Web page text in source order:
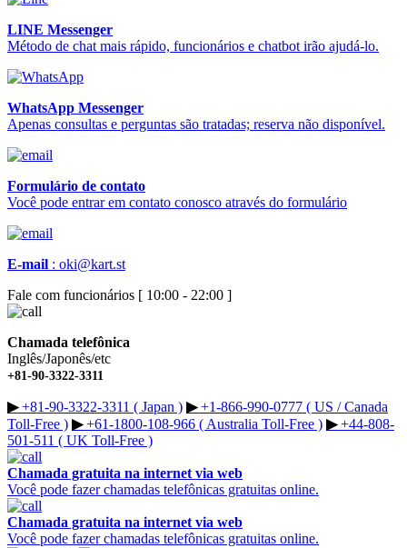
LINE Messenger
Método de chat mais rápido, funcionários e chatbot irão ajudá-lo.
WhatsApp Messenger
Apenas consultas e perguntas são tratadas; reserva não disponível.
Formulário de contato
Você pode entrar em contato conosco através do formulário
E-mail : oki@kart.st
Fale com funcionários [ 10:00 - 22:00 ]
Chamada telefônica
Inglês/Japonês/etc
+81-90-3322-3311
▶︎+81-90-3322-3311 ( Japan ) ▶︎+1-866-990-0777 ( US / Canada
Toll-Free ) ▶︎+61-1800-108-966 ( Australia Toll-Free ) ▶︎+44-808-
501-511 ( UK Toll-Free )
Chamada gratuita na internet via web
Você pode fazer chamadas telefônicas gratuitas online.
Chamada gratuita na internet via web
Você pode fazer chamadas telefônicas gratuitas online.